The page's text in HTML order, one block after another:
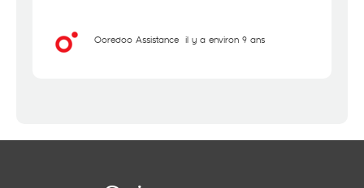
Ooredoo Assistance il y a environ 9 ans